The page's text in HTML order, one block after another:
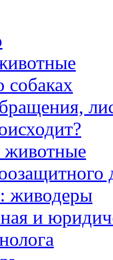
собаках
животные
живодеры
и